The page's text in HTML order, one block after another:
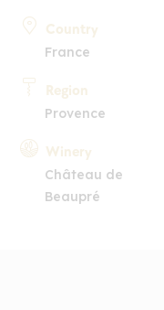
Country
France
Region
Provence
Winery
Château de
Beaupré